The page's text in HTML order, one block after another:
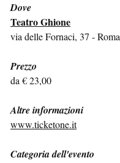
Dove
Teatro Ghione
via delle Fornaci, 37 - Roma
Prezzo
da € 23,00
Altre informazioni
www.ticketone.it
Categoria dell'evento